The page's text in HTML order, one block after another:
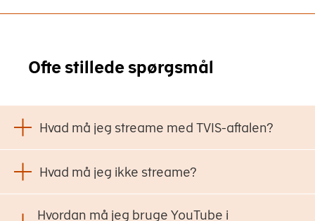
Ofte stillede spørgsmål
Hvad må jeg streame med TVIS-aftalen?
Hvad må jeg ikke streame?
Hvordan må jeg bruge YouTube i